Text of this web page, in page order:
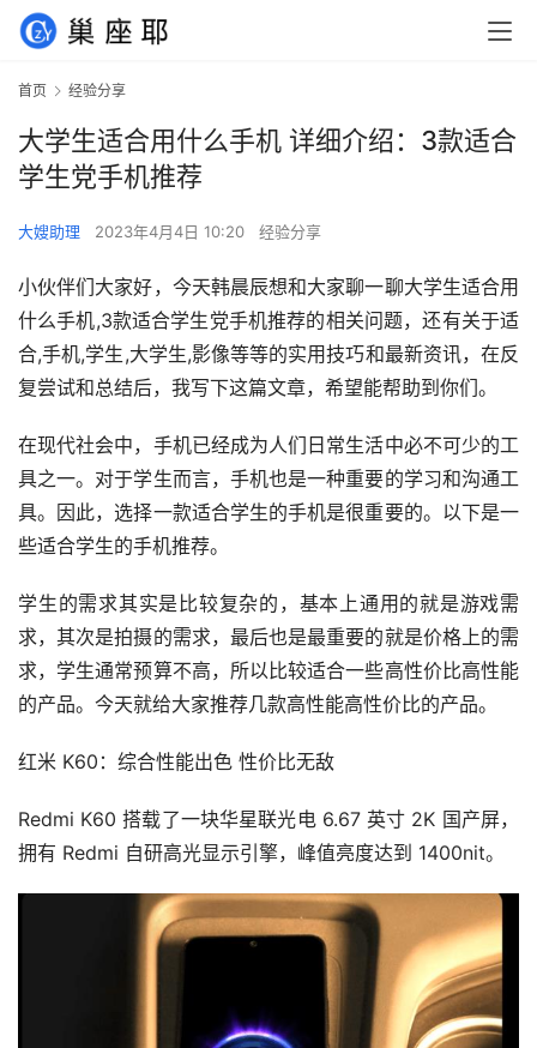
首页 经验分享
大学生适合用什么手机 详细介绍：3款适合
学生党手机推荐
大嫂助理 2023年4月4日 10:20 经验分享
小伙伴们大家好，今天韩晨辰想和大家聊一聊大学生适合用
什么手机,3款适合学生党手机推荐的相关问题，还有关于适
合,手机,学生,大学生,影像等等的实用技巧和最新资讯，在反
复尝试和总结后，我写下这篇文章，希望能帮助到你们。
在现代社会中，手机已经成为人们日常生活中必不可少的工
具之一。对于学生而言，手机也是一种重要的学习和沟通工
具。因此，选择一款适合学生的手机是很重要的。以下是一
些适合学生的手机推荐。
学生的需求其实是比较复杂的，基本上通用的就是游戏需
求，其次是拍摄的需求，最后也是最重要的就是价格上的需
求，学生通常预算不高，所以比较适合一些高性价比高性能
的产品。今天就给大家推荐几款高性能高性价比的产品。
红米 K60：综合性能出色 性价比无敌
Redmi K60 搭载了一块华星联光电 6.67 英寸 2K 国产屏，
拥有 Redmi 自研高光显示引擎，峰值亮度达到 1400nit。